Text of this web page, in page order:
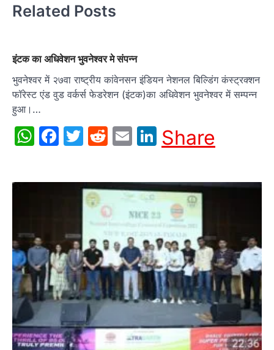
Related Posts
इंटक का अधिवेशन भुवनेश्वर मे संपन्न
भुवनेश्वर में २७वा राष्ट्रीय कांवेनसन इंडियन नेशनल बिल्डिंग कंस्ट्रक्शन
फॉरेस्ट एंड वुड वर्कर्स फेडरेशन (इंटक)का अधिवेशन भुवनेश्वर में सम्पन्न
हुआ।…
WhatsApp
Facebook
Twitter
Reddit
EmailLinkedIn
Share